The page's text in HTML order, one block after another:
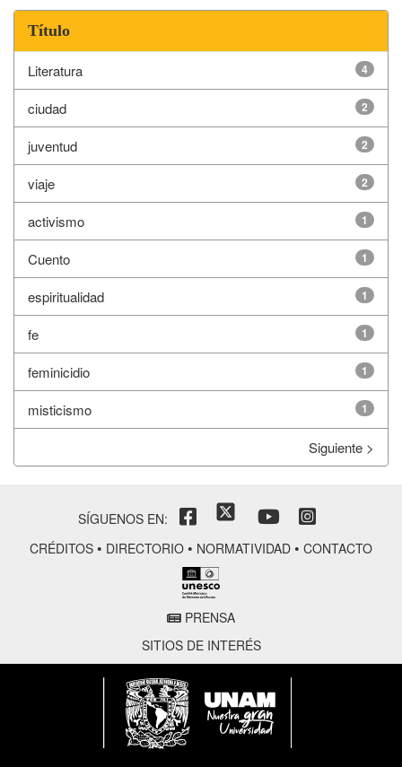
Título
4
Literatura
2
ciudad
2
juventud
2
viaje
1
activismo
1
Cuento
1
espiritualidad
1
fe
1
feminicidio
1
misticismo
Siguiente >
SÍGUENOS EN:
CRÉDITOS • DIRECTORIO • NORMATIVIDAD • CONTACTO
PRENSA
SITIOS DE INTERÉS